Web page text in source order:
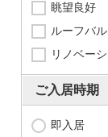
眺望良好
ルーフバ
リノベー
ご入居時期
即入居